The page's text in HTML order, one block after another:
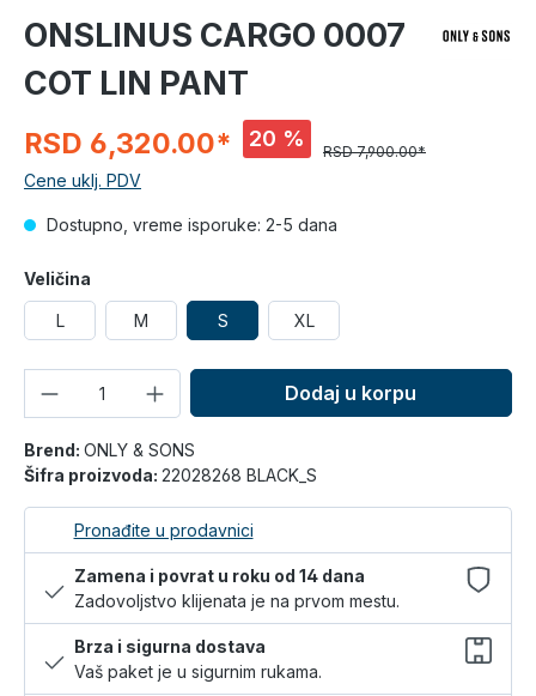
ONSLINUS CARGO 0007
COT LIN PANT
RSD 6,320.00* 20 %
RSD 7,900.00*
Cene uklj. PDV
Dostupno, vreme isporuke: 2-5 dana
Veličina
L M S XL
Dodaj u korpu
Brend: ONLY & SONS
Šifra proizvoda: 22028268 BLACK_S
Pronađite u prodavnici
Zamena i povrat u roku od 14 dana
Zadovoljstvo klijenata je na prvom mestu.
Brza i sigurna dostava
Vaš paket je u sigurnim rukama.